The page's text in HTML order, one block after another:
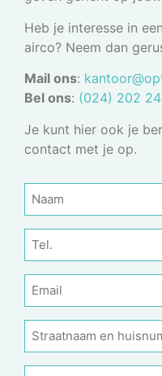
Heb je interesse in
airco? Neem dan
Mail ons:
Bel ons: (024) 202
Je kunt hier ook je
contact met je op.